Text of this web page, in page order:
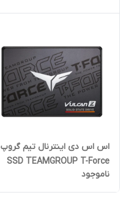
اس اس دی اینترنال تیم گروپ
SSD TEAMGROUP T-Force
Vulcan 2.5" 500GB
ناموجود